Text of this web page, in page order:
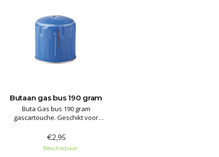
Butaan gas bus 190 gram
Buta Gas bus 190 gram
gascartouche. Geschikt voor
brander, BBQ, camping gas lamp
etc.
€2,95
Beschikbaar